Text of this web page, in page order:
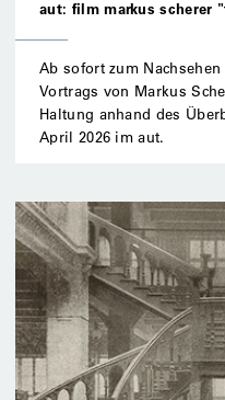
aut: film markus scherer
Ab sofort zum
Vortrags von Markus
Haltung anhand des
April 2026 im aut.